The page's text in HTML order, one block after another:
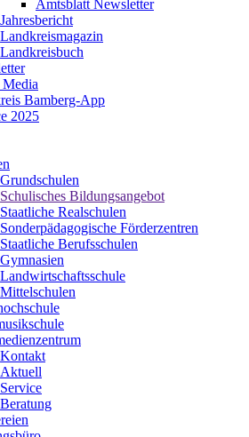
Amtsblatt Newsletter
Jahresbericht
Landkreismagazin
Landkreisbuch
Media
Bamberg-App
2025
Grundschulen
Schulisches Bildungsangebot
Staatliche Realschulen
Sonderpädagogische Förderzentren
Staatliche Berufsschulen
Gymnasien
Landwirtschaftsschule
Mittelschulen
Kontakt
Aktuell
Service
Beratung